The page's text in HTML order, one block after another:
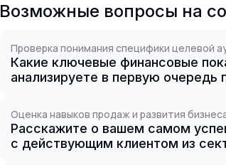
Возможные вопросы на
Проверка понимания специфики целевой
Какие ключевые финансовые
анализируете в первую очередь
Оценка навыков продаж и развития
Расскажите о вашем самом
с действующим клиентом из